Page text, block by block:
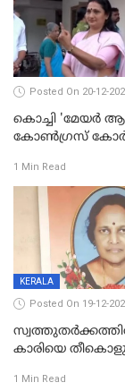
Posted On 20-12-
കൊച്ചി 'മേയർ
കോണ്‍ഗ്രസ് കോര്‍
1 Min Read
KERALA
Posted On 19-12-
കാരിയെ തീകൊളുത്തി
1 Min Read